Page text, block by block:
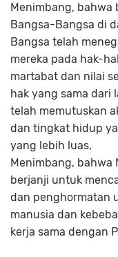
Menimbang, bahwa
Bangsa-Bangsa di
Bangsa telah
mereka pada hak-
martabat dan nilai
hak yang sama dari
telah memutuskan
dan tingkat hidup
yang lebih luas,
Menimbang, bahwa
berjanji untuk
dan penghormatan
manusia dan
kerja sama dengan